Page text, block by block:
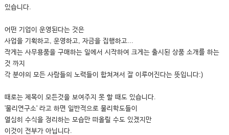
있습니다.
어떤 기업이 운영된다는 것은
사업을 기획하고, 운영하고, 자금을 집행하고...
작게는 사무용품을 구매하는 일에서 시작하여 크게는 출시된 상품 소개를 하는
것 까지
각 분야의 모든 사람들의 노력들이 합쳐져서 잘 이루어진다는 뜻입니다:)
때로는 제목이 모든것을 보여주지 못 할 때도 있습니다.
'물리연구소' 라고 하면 일반적으로 물리학도들이
열심히 수식을 정리하는 모습만 떠올릴 수도 있겠지만
이것이 전부가 아닙니다.